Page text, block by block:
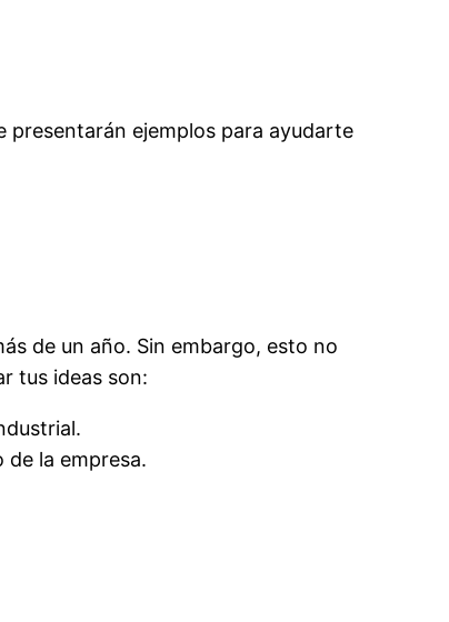
presentarán ejemplos para ayudarte
de un año. Sin embargo, esto no
tus ideas son:
la empresa.